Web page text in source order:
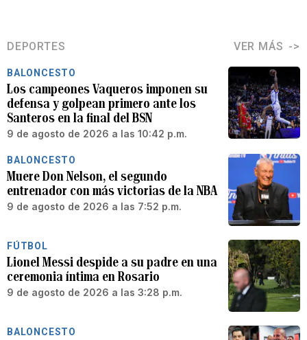
DEPORTES VER MÁS
BALONCESTO
Los campeones Vaqueros imponen su
defensa y golpean primero ante los
Santeros en la final del BSN
9 de agosto de 2026 a las 10:42 p.m.
BALONCESTO
Muere Don Nelson, el segundo
entrenador con más victorias de la NBA
9 de agosto de 2026 a las 7:52 p.m.
FÚTBOL
Lionel Messi despide a su padre en una
ceremonia íntima en Rosario
9 de agosto de 2026 a las 3:28 p.m.
BALONCESTO